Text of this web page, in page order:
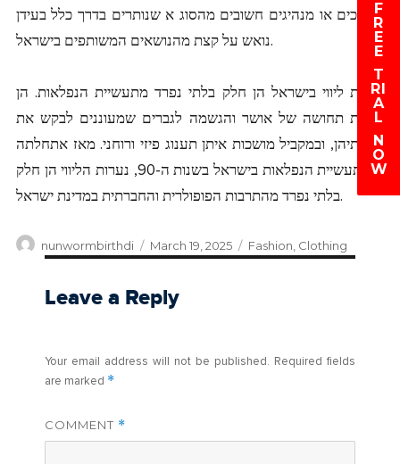
מדריכים או מנהיגים חשובים מהסוג א שנותרים בדרך כלל בעידן
נואש על קצת מהנושאים המשותפים בישראל.
נערות ליווי בישראל הן חלק בלתי נפרד מתעשיית הנפלאות. הן
מהוות תחושה של אושר והגשמה לגברים שמעוננים לבקש את
שירותיהן, ובמקביל מושכות איתן תענוג פיזי ורוחני. מאז אתחלתה
של תעשיית הנפלאות בישראל בשנות ה-90, נערות הליווי הן חלק
בלתי נפרד מהתרבות הפופולרית והחברתית במדינת ישראל.
Author
nunwormbirthdi
Posted
March 19, 2025 Categories
Fashion, Clothing
Leave a Reply
Your email address will not be published.
Required fields
are marked *
COMMENT *
F
R
E
E
T
RI
A
L
N
O
W